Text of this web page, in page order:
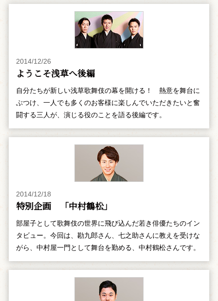
2014/12/26
ようこそ浅草へ――後編
自分たちが新しい浅草歌舞伎の幕を開ける！ 熱意を舞台に
ぶつけ、一人でも多くのお客様に楽しんでいただきたいと奮
闘する三人が、演じる役のことを語る後編です。
2014/12/18
特別企画 「中村鶴松」
部屋子として歌舞伎の世界に飛び込んだ若き俳優たちのイン
タビュー。今回は、勘九郎さん、七之助さんに教えを受けな
がら、中村屋一門として舞台を勤める、中村鶴松さんです。